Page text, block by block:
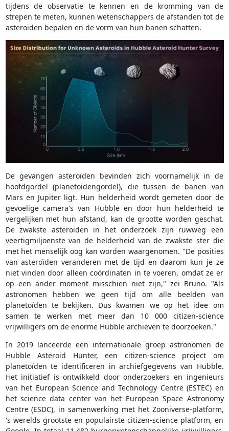
tijdens de observatie te kennen en de kromming van de
strepen te meten, kunnen wetenschappers de afstanden tot de
asteroïden bepalen en de vorm van hun banen schatten.
De gevangen asteroïden bevinden zich voornamelijk in de
hoofdgordel (planetoïdengordel), die tussen de banen van
Mars en Jupiter ligt. Hun helderheid wordt gemeten door de
gevoelige camera's van Hubble en door hun helderheid te
vergelijken met hun afstand, kan de grootte worden geschat.
De zwakste asteroïden in het onderzoek zijn ruwweg een
veertigmiljoenste van de helderheid van de zwakste ster die
met het menselijk oog kan worden waargenomen. "De posities
van asteroïden veranderen met de tijd en daarom kun je ze
niet vinden door alleen coördinaten in te voeren, omdat ze er
op een ander moment misschien niet zijn," zei Bruno. "Als
astronomen hebben we geen tijd om alle beelden van
planetoïden te bekijken. Dus kwamen we op het idee om
samen te werken met meer dan 10 000 citizen-science
vrijwilligers om de enorme Hubble archieven te doorzoeken."
In 2019 lanceerde een internationale groep astronomen de
Hubble Asteroid Hunter, een citizen-science project om
planetoïden te identificeren in archiefgegevens van Hubble.
Het initiatief is ontwikkeld door onderzoekers en ingenieurs
van het European Science and Technology Centre (ESTEC) en
het science data center van het European Space Astronomy
Centre (ESDC), in samenwerking met het Zooniverse-platform,
's werelds grootste en populairste citizen-science platform, en